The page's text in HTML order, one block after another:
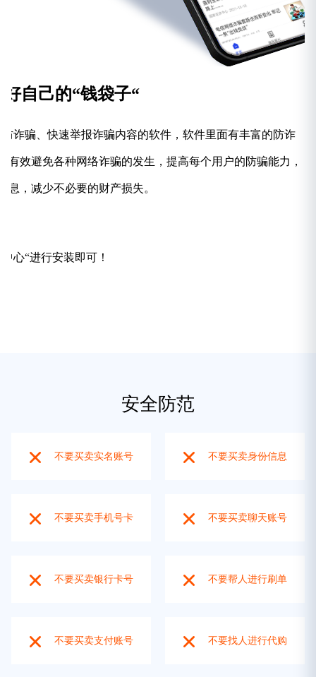
自己的“钱袋子“
诈骗、快速举报诈骗内容的软件，软件里面有丰富的防诈
有效避免各种网络诈骗的发生，提高每个用户的防骗能力，
，减少不必要的财产损失。
心“进行安装即可！
安全防范
不要买卖实名账号 不要买卖身份信息
不要买卖手机号卡 不要买卖聊天账号
不要买卖银行卡号 不要帮人进行刷单
不要买卖支付账号 不要找人进行代购